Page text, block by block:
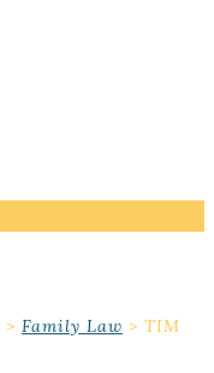
> Family Law > TIM